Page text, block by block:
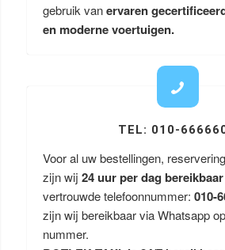
gebruik vanervaren
en moderne voertuigen.
TEL: 010-
Voor al uw bestellingen,
zijn wij 24 uur per dag bereikbaar
vertrouwde telefoonnummer: 010-
zijn wij bereikbaar via Whatsapp
nummer.